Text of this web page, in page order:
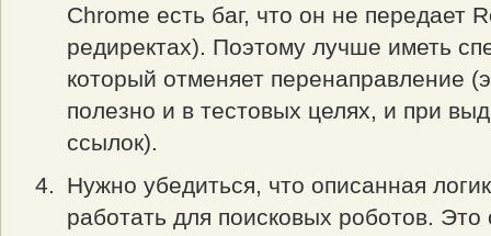
Chrome есть баг, что он не передает
редиректах). Поэтому лучше иметь
который отменяет перенаправление
полезно и в тестовых целях, и при
ссылок).
Нужно убедиться, что описанная
работать для поисковых роботов.